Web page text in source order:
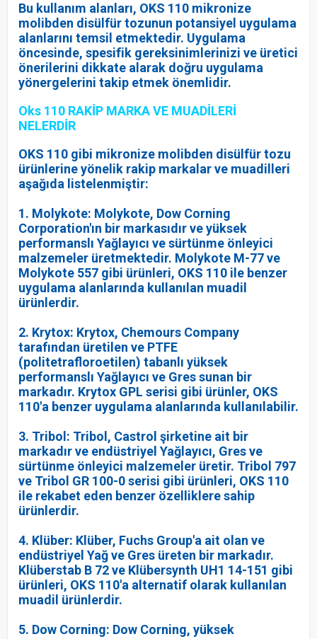
Bu kullanım alanları, OKS 110 mikronize
molibden disülfür tozunun potansiyel uygulama
alanlarını temsil etmektedir. Uygulama
öncesinde, spesifik gereksinimlerinizi ve üretici
önerilerini dikkate alarak doğru uygulama
yönergelerini takip etmek önemlidir.
Oks 110 RAKİP MARKA VE MUADİLERİ
NELERDİR
OKS 110 gibi mikronize molibden disülfür tozu
ürünlerine yönelik rakip markalar ve muadilleri
aşağıda listelenmiştir:
1. Molykote: Molykote, Dow Corning
Corporation'ın bir markasıdır ve yüksek
performanslı Yağlayıcı ve sürtünme önleyici
malzemeler üretmektedir. Molykote M-77 ve
Molykote 557 gibi ürünleri, OKS 110 ile benzer
uygulama alanlarında kullanılan muadil
ürünlerdir.
2. Krytox: Krytox, Chemours Company
tarafından üretilen ve PTFE
(politetrafloroetilen) tabanlı yüksek
performanslı Yağlayıcı ve Gres sunan bir
markadır. Krytox GPL serisi gibi ürünler, OKS
110'a benzer uygulama alanlarında kullanılabilir.
3. Tribol: Tribol, Castrol şirketine ait bir
markadır ve endüstriyel Yağlayıcı, Gres ve
sürtünme önleyici malzemeler üretir. Tribol 797
ve Tribol GR 100-0 serisi gibi ürünleri, OKS 110
ile rekabet eden benzer özelliklere sahip
ürünlerdir.
4. Klüber: Klüber, Fuchs Group'a ait olan ve
endüstriyel Yağ ve Gres üreten bir markadır.
Klüberstab B 72 ve Klübersynth UH1 14-151 gibi
ürünleri, OKS 110'a alternatif olarak kullanılan
muadil ürünlerdir.
5. Dow Corning: Dow Corning, yüksek